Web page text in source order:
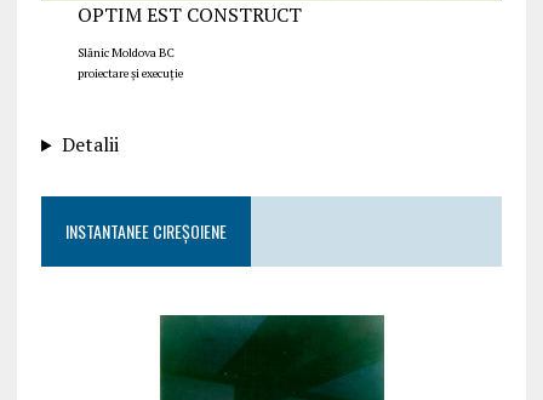
OPTIM EST CONSTRUCT
Slănic Moldova BC
proiectare și execuție
Detalii
INSTANTANEE CIREȘOIENE